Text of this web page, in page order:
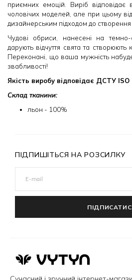
приємних емоцій. Виріб відповідає
чоловічих моделей, але при цьому
дизайнерським підходом до
Чудові обриси, нанесені на
дарують відчуття свята та створюють
Переконані, що ваша мужність
звабливості!
Якість виробу відповідає ДСТУ
Склад тканини:
льон - 100%
ПІДПИШІТЬСЯ НА РОЗСИЛКУ